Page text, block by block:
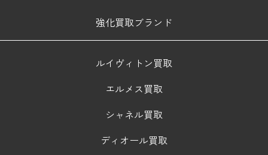
強化買取ブランド
ルイヴィトン買取
エルメス買取
シャネル買取
ディオール買取